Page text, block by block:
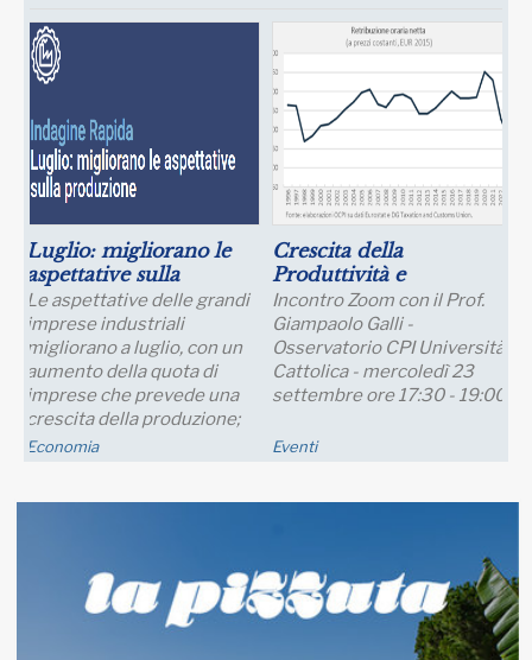
Luglio: migliorano le
aspettative sulla
produzione
Le aspettative delle grandi
imprese industriali
migliorano a luglio, con un
aumento della quota di
imprese che prevede una
crescita della produzione;
nei..
Economia
Crescita della
Produttività e
Prospettive Salariali
Incontro Zoom con il Prof.
Giampaolo Galli -
Osservatorio CPI Università
Cattolica - mercoledì 23
settembre ore 17:30 - 19:00
Eventi